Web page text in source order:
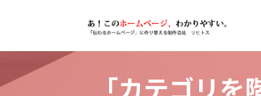
テ
ツ
ゲ
シ
「カテゴリ